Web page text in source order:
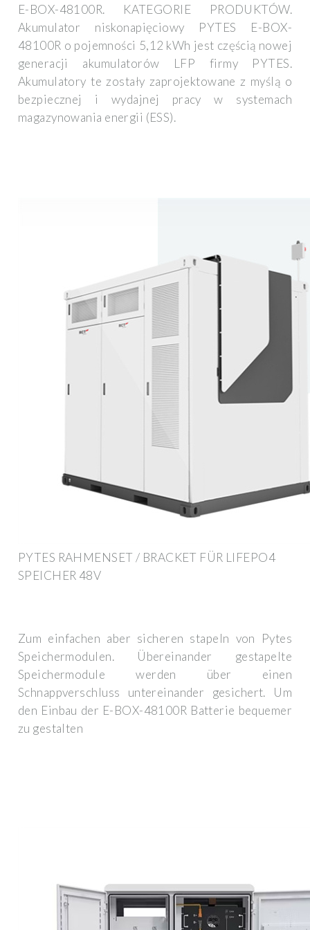
E-BOX-48100R. KATEGORIE PRODUKTÓW.
Akumulator niskonapięciowy PYTES E-BOX-
48100R o pojemności 5,12 kWh jest częścią nowej
generacji akumulatorów LFP firmy PYTES.
Akumulatory te zostały zaprojektowane z myślą o
bezpiecznej i wydajnej pracy w systemach
magazynowania energii (ESS).
PYTES RAHMENSET / BRACKET FÜR LIFEPO4
SPEICHER 48V
Zum einfachen aber sicheren stapeln von Pytes
Speichermodulen. Übereinander gestapelte
Speichermodule werden über einen
Schnappverschluss untereinander gesichert. Um
den Einbau der E-BOX-48100R Batterie bequemer
zu gestalten